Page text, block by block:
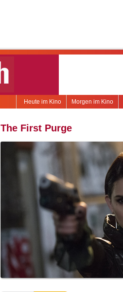
Morgen im Kino
Heute im Kino
The First Purge